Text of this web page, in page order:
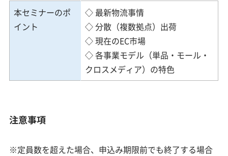
本セミナーのポ
イント
◇ 最新物流事情
◇ 分散（複数拠点）出荷
◇ 現在のEC市場
◇ 各事業モデル（単品・モール・
クロスメディア）の特色
注意事項
※定員数を超えた場合、申込み期限前でも終了する場合